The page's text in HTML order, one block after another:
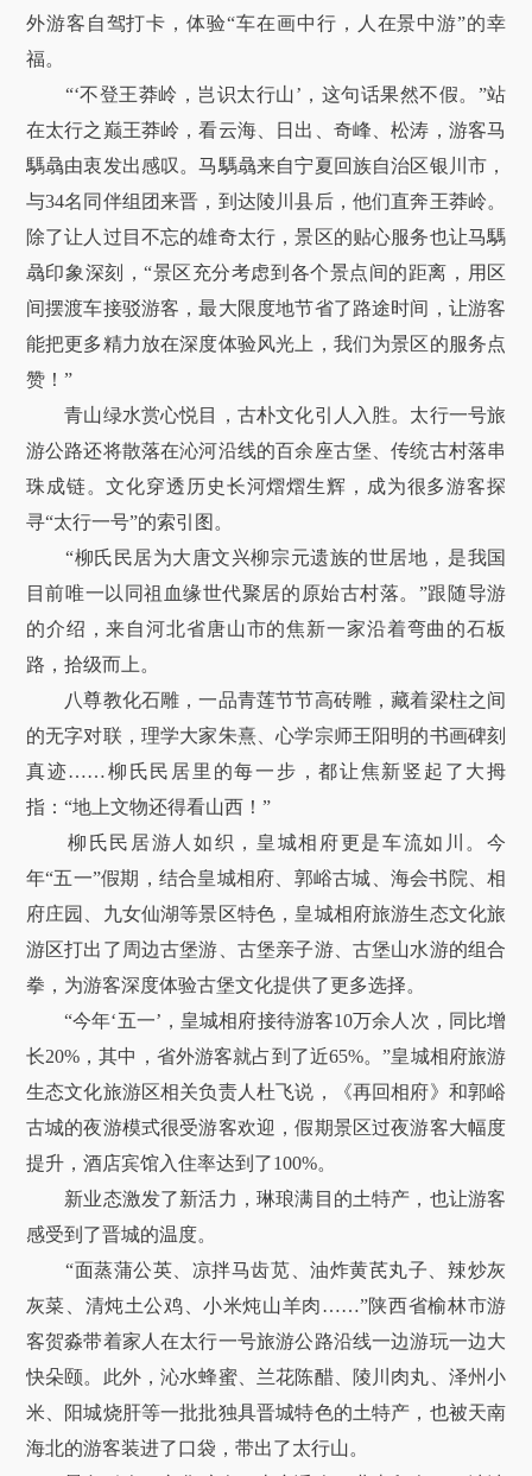
外游客自驾打卡，体验“车在画中行，人在景中游”的幸
福。
“‘不登王莽岭，岂识太行山’，这句话果然不假。”站
在太行之巅王莽岭，看云海、日出、奇峰、松涛，游客马
騳骉由衷发出感叹。马騳骉来自宁夏回族自治区银川市，
与34名同伴组团来晋，到达陵川县后，他们直奔王莽岭。
除了让人过目不忘的雄奇太行，景区的贴心服务也让马騳
骉印象深刻，“景区充分考虑到各个景点间的距离，用区
间摆渡车接驳游客，最大限度地节省了路途时间，让游客
能把更多精力放在深度体验风光上，我们为景区的服务点
赞！”
青山绿水赏心悦目，古朴文化引人入胜。太行一号旅
游公路还将散落在沁河沿线的百余座古堡、传统古村落串
珠成链。文化穿透历史长河熠熠生辉，成为很多游客探
寻“太行一号”的索引图。
“柳氏民居为大唐文兴柳宗元遗族的世居地，是我国
目前唯一以同祖血缘世代聚居的原始古村落。”跟随导游
的介绍，来自河北省唐山市的焦新一家沿着弯曲的石板
路，拾级而上。
八尊教化石雕，一品青莲节节高砖雕，藏着梁柱之间
的无字对联，理学大家朱熹、心学宗师王阳明的书画碑刻
真迹……柳氏民居里的每一步，都让焦新竖起了大拇
指：“地上文物还得看山西！”
柳氏民居游人如织，皇城相府更是车流如川。今
年“五一”假期，结合皇城相府、郭峪古城、海会书院、相
府庄园、九女仙湖等景区特色，皇城相府旅游生态文化旅
游区打出了周边古堡游、古堡亲子游、古堡山水游的组合
拳，为游客深度体验古堡文化提供了更多选择。
“今年‘五一’，皇城相府接待游客10万余人次，同比增
长20%，其中，省外游客就占到了近65%。”皇城相府旅游
生态文化旅游区相关负责人杜飞说，《再回相府》和郭峪
古城的夜游模式很受游客欢迎，假期景区过夜游客大幅度
提升，酒店宾馆入住率达到了100%。
新业态激发了新活力，琳琅满目的土特产，也让游客
感受到了晋城的温度。
“面蒸蒲公英、凉拌马齿苋、油炸黄芪丸子、辣炒灰
灰菜、清炖土公鸡、小米炖山羊肉……”陕西省榆林市游
客贺淼带着家人在太行一号旅游公路沿线一边游玩一边大
快朵颐。此外，沁水蜂蜜、兰花陈醋、陵川肉丸、泽州小
米、阳城烧肝等一批批独具晋城特色的土特产，也被天南
海北的游客装进了口袋，带出了太行山。